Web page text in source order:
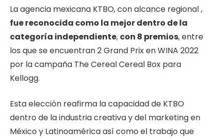
La agencia mexicana KTBO, con alcance regional ,
fue reconocida como la mejor dentro de la
categoría independiente, con 8 premios, entre
los que se encuentran 2 Grand Prix en WINA 2022
por la campaña The Cereal Cereal Box para
Kellogg.
Esta elección reafirma la capacidad de KTBO
dentro de la industria creativa y del marketing en
México y Latinoamérica así como el trabajo que